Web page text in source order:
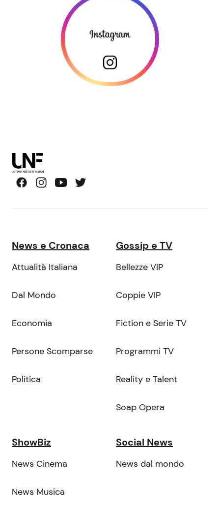
News e Cronaca
Attualità Italiana
Dal Mondo
Economia
Persone Scomparse
Politica
Gossip e TV
Bellezze VIP
Coppie VIP
Fiction e Serie TV
Programmi TV
Reality e Talent
Soap Opera
ShowBiz
News Cinema
News Musica
Social News
News dal mondo